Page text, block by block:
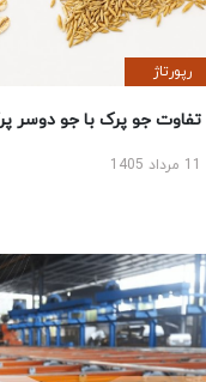
رپورتاژ
تفاوت جو پرک با جو دوسر